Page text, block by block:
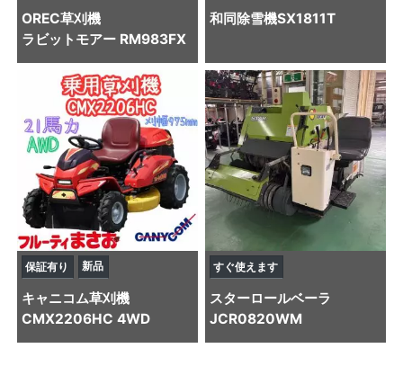
OREC草刈機
ラビットモアー RM983FX
和同除雪機SX1811T
保証有り 新品
キャニコム草刈機
CMX2206HC 4WD
すぐ使えます
スターロールベーラ
JCR0820WM